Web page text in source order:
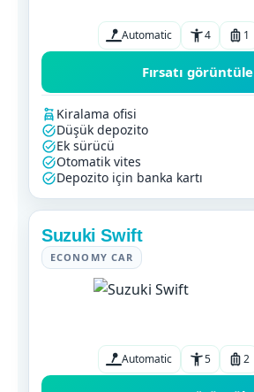
Automatic 4 1
Fırsatı görüntüle
Kiralama ofisi
Düşük depozito
Ek sürücü
Otomatik vites
Depozito için banka kartı
Suzuki Swift
ECONOMY CAR
Automatic 5 2